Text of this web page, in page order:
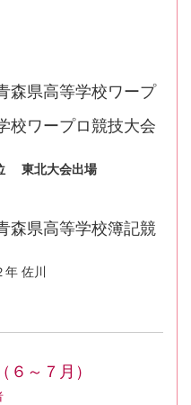
県高等学校ワープ
ワープロ競技大会
東北大会出場
県高等学校簿記競
佐川
～７月）